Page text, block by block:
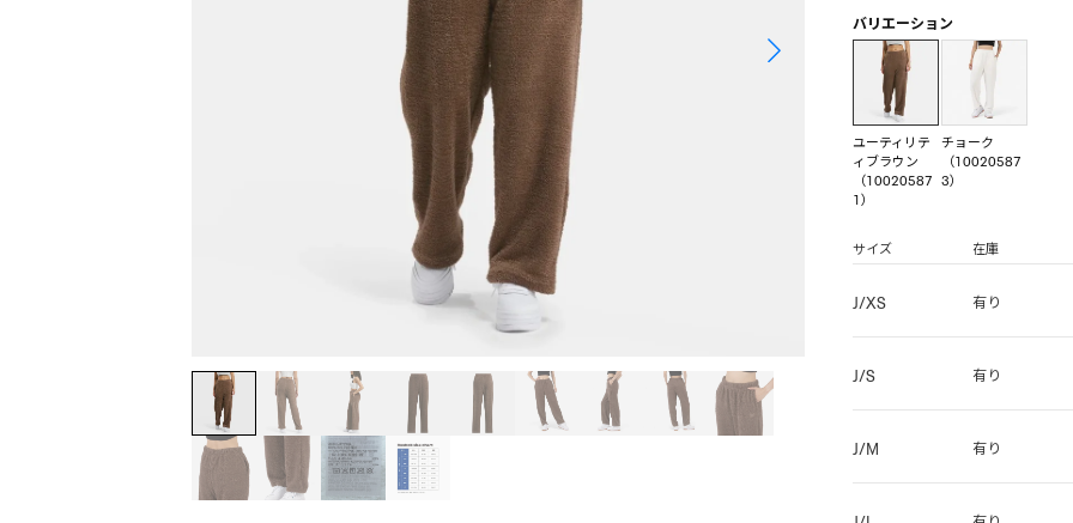
バリエーション
ユーティリテ
ィブラウン
（10020587
1）
チョーク
（10020587
3）
サイズ 在庫
J/XS 有り
J/S 有り
J/M 有り